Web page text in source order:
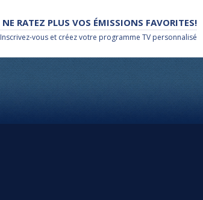
NE RATEZ PLUS VOS ÉMISSIONS FAVORITES!
Inscrivez-vous et créez votre programme TV personnalisé